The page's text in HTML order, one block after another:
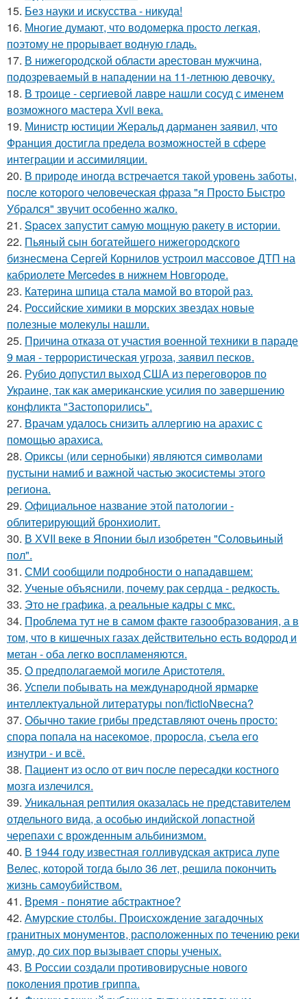
15. Без науки и искусства - никуда!
16. Многие думают, что водомерка просто легкая,
поэтому не прорывает водную гладь.
17. В нижегородской области арестован мужчина,
подозреваемый в нападении на 11-летнюю девочку.
18. В троице - сергиевой лавре нашли сосуд с именем
возможного мастера Xvii века.
19. Министр юстиции Жеральд дарманен заявил, что
Франция достигла предела возможностей в сфере
интеграции и ассимиляции.
20. В природе иногда встречается такой уровень заботы,
после которого человеческая фраза "я Просто Быстро
Убрался" звучит особенно жалко.
21. Spacex запустит самую мощную ракету в истории.
22. Пьяный сын богатейшего нижегородского
бизнесмена Сергей Корнилов устроил массовое ДТП на
кабриолете Mercedes в нижнем Новгороде.
23. Катерина шпица стала мамой во второй раз.
24. Российские химики в морских звездах новые
полезные молекулы нашли.
25. Причина отказа от участия военной техники в параде
9 мая - террористическая угроза, заявил песков.
26. Рубио допустил выход США из переговоров по
Украине, так как американские усилия по завершению
конфликта "Застопорились".
27. Врачам удалось снизить аллергию на арахис с
помощью арахиса.
28. Ориксы (или сернобыки) являются символами
пустыни намиб и важной частью экосистемы этого
региона.
29. Официальное название этой патологии -
облитерирующий бронхиолит.
30. В ХVII веке в Япoнии был изобрeтeн "Сoлoвьиный
пол".
31. СМИ сообщили подробности о нападавшем:
32. Ученые объяснили, почему рак сердца - редкость.
33. Это не графика, а реальные кадры с мкс.
34. Проблема тут не в самом факте газообразования, а в
том, что в кишечных газах действительно есть водород и
метан - оба легко воспламеняются.
35. О предполагаемой могиле Аристотеля.
36. Успели побывать на международной ярмарке
интеллектуальной литературы non/fictioNвесна?
37. Обычно такие грибы представляют очень просто:
спора попала на насекомое, проросла, съела его
изнутри - и всё.
38. Пациент из осло от вич после пересадки костного
мозга излечился.
39. Уникальная рептилия оказалась не представителем
отдельного вида, а особью индийской лопастной
черепахи с врожденным альбинизмом.
40. В 1944 году известная голливудская актриса лупе
Велес, которой тогда было 36 лет, решила покончить
жизнь самоубийством.
41. Время - понятие абстрактное?
42. Амурские столбы. Происхождение загадочных
гранитных монументов, расположенных по течению реки
амур, до сих пор вызывает споры ученых.
43. В России создали противовирусные нового
поколения против гриппа.